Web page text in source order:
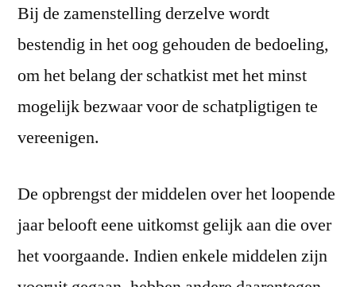
Bij de zamenstelling derzelve wordt
bestendig in het oog gehouden de bedoeling,
om het belang der schatkist met het minst
mogelijk bezwaar voor de schatpligtigen te
vereenigen.
De opbrengst der middelen over het loopende
jaar belooft eene uitkomst gelijk aan die over
het voorgaande. Indien enkele middelen zijn